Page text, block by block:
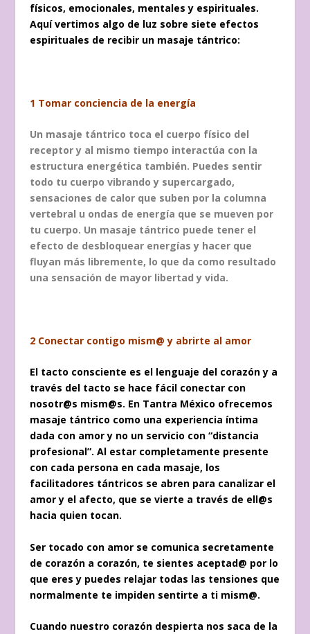
físicos, emocionales, mentales y espirituales.
Aquí vertimos algo de luz sobre siete efectos
espirituales de recibir un masaje tántrico:
1 Tomar conciencia de la energía
Un masaje tántrico toca el cuerpo físico del
receptor y al mismo tiempo interactúa con la
estructura energética también. Puedes sentir
todo tu cuerpo vibrando y supercargado,
sensaciones de calor que suben por la columna
vertebral u ondas de energía que se mueven por
tu cuerpo. Un masaje tántrico puede tener el
efecto de desbloquear energías y hacer que
fluyan más libremente, lo que da como resultado
una sensación de mayor libertad y vida.
2 Conectar contigo mism@ y abrirte al amor
El tacto consciente es el lenguaje del corazón y a
través del tacto se hace fácil conectar con
nosotr@s mism@s. En Tantra México ofrecemos
masaje tántrico como una experiencia íntima
dada con amor y no un servicio con “distancia
profesional”. Al estar completamente presente
con cada persona en cada masaje, los
facilitadores tántricos se abren para canalizar el
amor y el afecto, que se vierte a través de ell@s
hacia quien tocan.
Ser tocado con amor se comunica secretamente
de corazón a corazón, te sientes aceptad@ por lo
que eres y puedes relajar todas las tensiones que
normalmente te impiden sentirte a ti mism@.
Cuando nuestro corazón despierta nos saca de la